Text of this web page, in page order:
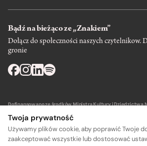
Bądź na bieżąco ze „Znakiem”
Dołącz do społeczności naszych czytelnikow.
gronie
Dofinansowano ze środków Ministra Kultury i Dziedzictwa
Twoja prywatność
Używamy plików cookie, aby poprawić Twoje
zaakceptować wszystkie lub dostosować